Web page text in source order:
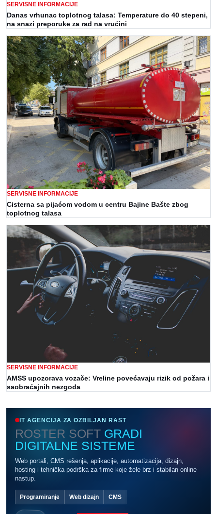
SERVISNE INFORMACIJE
Danas vrhunac toplotnog talasa: Temperature do 40 stepeni,
na snazi preporuke za rad na vrućini
SERVISNE INFORMACIJE
Cisterna sa pijaćom vodom u centru Bajine Bašte zbog
toplotnog talasa
SERVISNE INFORMACIJE
AMSS upozorava vozače: Vreline povećavaju rizik od požara i
saobraćajnih nezgoda
IT AGENCIJA ZA OZBILJAN RAST
ROSTER SOFT GRADI
DIGITALNE SISTEME
Web portali, CMS rešenja, aplikacije, automatizacija, dizajn,
hosting i tehnička podrška za firme koje žele brz i stabilan online
nastup.
Programiranje Web dizajn CMS